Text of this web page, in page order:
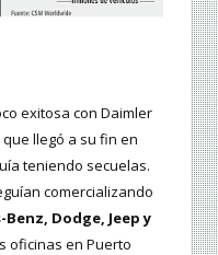
exitosa con Daimler
llegó a su fin en
teniendo secuelas.
comercializando
Benz, Dodge, Jeep y
oficinas en Puerto